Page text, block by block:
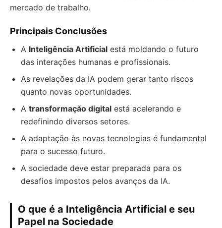
mercado de trabalho.
Principais Conclusões
A Inteligência Artificial está moldando o futuro
das interações humanas e profissionais.
As revelações da IA podem gerar tanto riscos
quanto novas oportunidades.
A transformação digital está acelerando e
redefinindo diversos setores.
A adaptação às novas tecnologias é fundamental
para o sucesso futuro.
A sociedade deve estar preparada para os
desafios impostos pelos avanços da IA.
O que é a Inteligência Artificial e seu
Papel na Sociedade